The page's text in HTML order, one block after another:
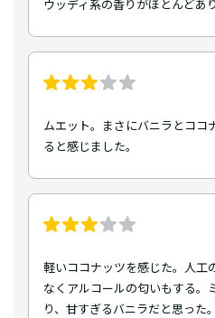
ウッディ系の香りがほとんどあ
ムエット。まさにバニラとココ
ると感じました。
軽いココナッツを感じた。人工
なくアルコールの匂いもする。
り、甘すぎるバニラだと思った。